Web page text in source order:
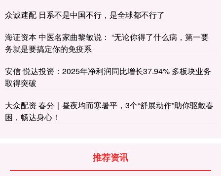
众诚速配 日系不是中国不行，是全球都不行了
海证资本 中医名家曲黎敏说： “无论你得了什么病，第一要
务就是要搞定你的免疫系
安信 悦达投资：2025年净利润同比增长37.94% 多板块业务
取得突破
大众配资 春分｜昼夜均而寒暑平，3个“舒展动作”助你驱散春
困，畅达身心！
推荐资讯